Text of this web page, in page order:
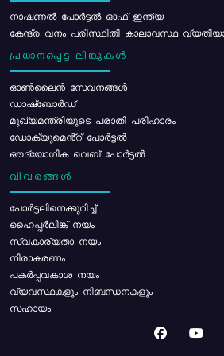
നാഷണൽ പോർട്ടൽ ഓഫ് ഇന്ത്യ
കേന്ദ്ര വനം പരിസ്ഥിതി കാലാവസ്ഥ
പ്രധാനപ്പെട്ട ലിങ്കുകൾ
ഓൺലൈൻ സേവനങ്ങൾ
ഡാഷ്ബോർഡ്
മുഖ്യമന്ത്രിയുടെ പരാതി പരിഹാരം
ഡോക്യുമെൻ്റ് പോർട്ടൽ
ഔദ്യോഗിക വെബ് പോർട്ടൽ
വിവരങ്ങൾ
പോര്‍ട്ടലിനെക്കുറിച്ച്
ഹൈപ്പർലിങ്ക് നയം
സ്വകാര്യതാ നയം
നിരാകരണം
പകർപ്പവകാശ നയം
വ്യവസ്ഥകളും നിബന്ധനകളും
സഹായം